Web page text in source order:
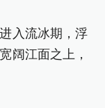
入流冰期，浮
阔江面之上，